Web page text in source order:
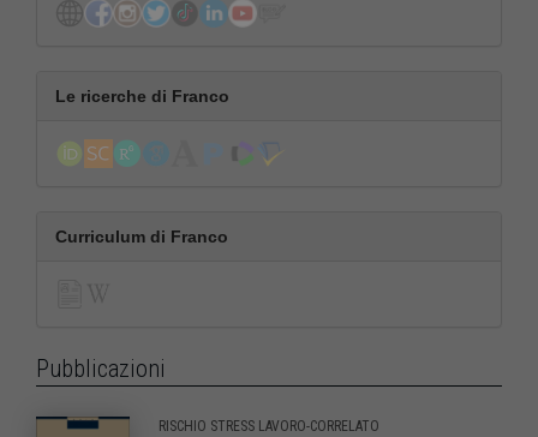
Le ricerche di Franco
Curriculum di Franco
Pubblicazioni
RISCHIO STRESS LAVORO-CORRELATO